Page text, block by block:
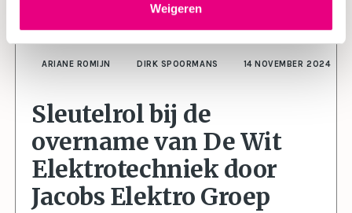
Weigeren
ARIANE ROMIJN DIRK SPOORMANS 14 NOVEMBER 2024
Sleutelrol bij de
overname van De Wit
Elektrotechniek door
Jacobs Elektro Groep